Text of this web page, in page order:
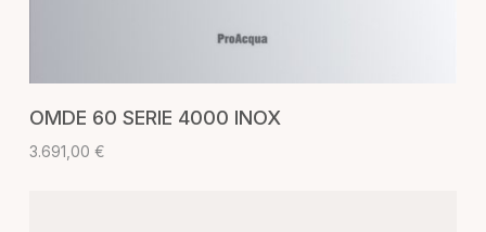
OMDE 60 SERIE 4000 INOX
3.691,00 €